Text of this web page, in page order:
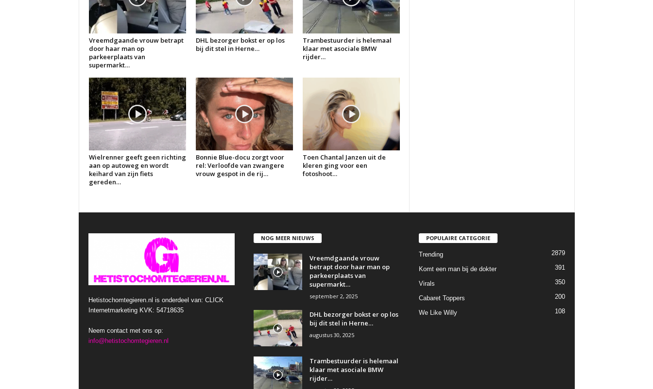
Vreemdgaande vrouw betrapt
door haar man op
parkeerplaats van
supermarkt…
DHL bezorger bokst er op los
bij dit stel in Herne…
Trambestuurder is helemaal
klaar met asociale BMW
rijder…
Wielrenner geeft geen richting
aan op autoweg en wordt
keihard van zijn fiets
gereden…
Bonnie Blue-docu zorgt voor
rel: Verloofde van zwangere
vrouw gespot in de rij…
Toen Chantal Janzen uit de
kleren ging voor een
fotoshoot…
Hetistochomtegieren.nl is onderdeel van: CLICK
Internetmarketing KVK: 54718635
Neem contact met ons op:
info@hetistochomtegieren.nl
NOG MEER NIEUWS
Vreemdgaande vrouw
betrapt door haar man op
parkeerplaats van
supermarkt…
september 2, 2025
DHL bezorger bokst er op los
bij dit stel in Herne…
augustus 30, 2025
Trambestuurder is helemaal
klaar met asociale BMW
rijder…
POPULAIRE CATEGORIE
Trending 2879
Komt een man bij de dokter 391
Virals 350
Cabaret Toppers 200
We Like Willy 108